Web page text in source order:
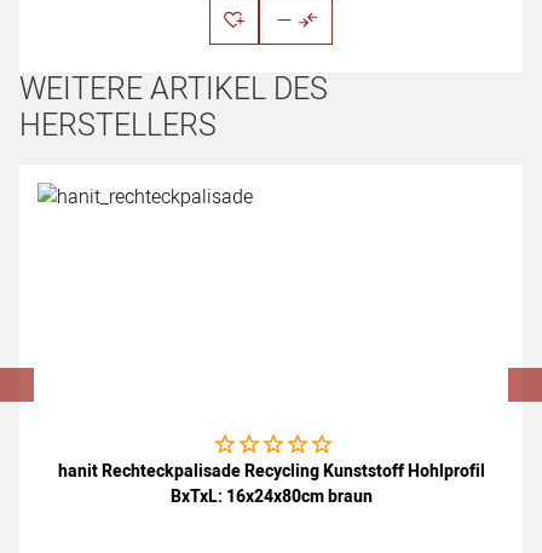
WEITERE ARTIKEL DES
HERSTELLERS
Artikel überspringen
Noch keine Bewertungen abgegeben
hanit Rechteckpalisade Recycling Kunststoff Hohlprofil
BxTxL: 16x24x80cm braun